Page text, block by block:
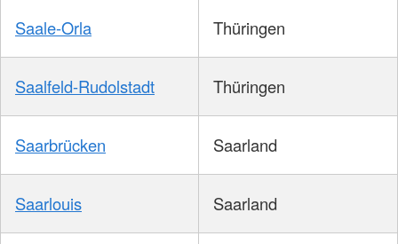
Saale-Orla Thüringen
Saalfeld-Rudolstadt Thüringen
Saarbrücken Saarland
Saarlouis Saarland